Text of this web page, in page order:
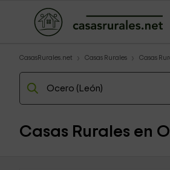
CasasRurales.net Casas Rurales Casas
Casas Rurales en